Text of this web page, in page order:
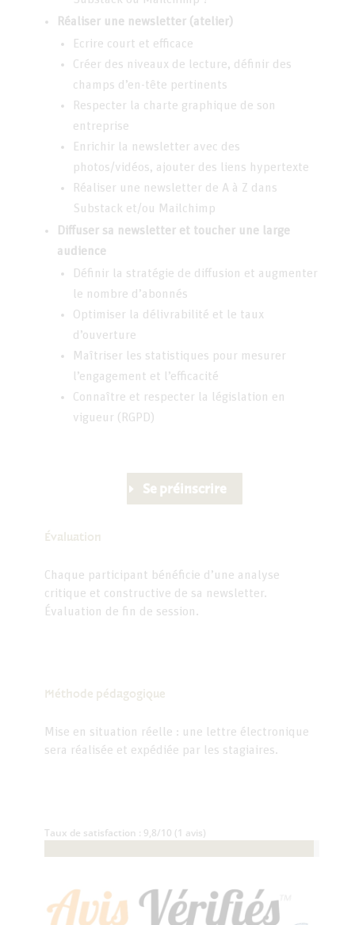
Réaliser une newsletter (atelier)
Ecrire court et efficace
Créer des niveaux de lecture, définir des
champs d’en-tête pertinents
Respecter la charte graphique de son
entreprise
Enrichir la newsletter avec des
photos/vidéos, ajouter des liens hypertexte
Réaliser une newsletter de A à Z dans
Substack et/ou Mailchimp
Diffuser sa newsletter et toucher une large
audience
Définir la stratégie de diffusion et augmenter
le nombre d’abonnés
Optimiser la délivrabilité et le taux
d’ouverture
Maîtriser les statistiques pour mesurer
l’engagement et l’efficacité
Connaître et respecter la législation en
vigueur (RGPD)
Se préinscrire
Évaluation
Chaque participant bénéficie d’une analyse
critique et constructive de sa newsletter.
Évaluation de fin de session.
Méthode pédagogique
Mise en situation réelle : une lettre électronique
sera réalisée et expédiée par les stagiaires.
Taux de satisfaction : 9,8/10 (1 avis)